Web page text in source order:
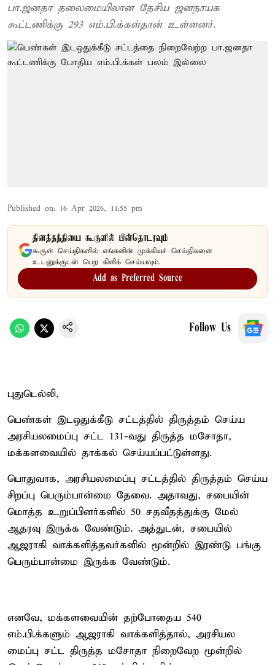
பா.ஜனதா தலைமையிலான தேசிய ஜனநாயக
கூட்டணிக்கு 293 எம்.பி.க்கள்தான் உள்ளனர்.
Published on: 16 Apr 2026, 11:55 pm
தினத்தந்தியை கூகுளில் பின்தொடரவும்
கூகுள் செய்திகளில் எங்களின் முக்கியச் செய்திகளை
உடனுக்குடன் பெற கிளிக் செய்யவும்.
Add as Preferred Source
Follow Us
புதுடெல்லி,
பெண்கள் இடஒதுக்கீடு சட்டத்தில் திருத்தம் செய்ய
அரசியலமைப்பு சட்ட 131-வது திருத்த மசோதா,
மக்களவையில் தாக்கல் செய்யப்பட்டுள்ளது.
பொதுவாக, அரசியலமைப்பு சட்டத்தில் திருத்தம் செய்ய
சிறப்பு பெரும்பான்மை தேவை. அதாவது, சபையின்
மொத்த உறுப்பினர்களில் 50 சதவீதத்துக்கு மேல்
ஆதரவு இருக்க வேண்டும். அத்துடன், சபையில்
ஆஜராகி வாக்களித்தவர்களில் மூன்றில் இரண்டு பங்கு
பெரும்பான்மை இருக்க வேண்டும்.
எனவே, மக்களவையின் தற்போதைய 540
எம்.பி.க்களும் ஆஜராகி வாக்களித்தால், அரசியல
மைப்பு சட்ட திருத்த மசோதா நிறைவேற மூன்றில்